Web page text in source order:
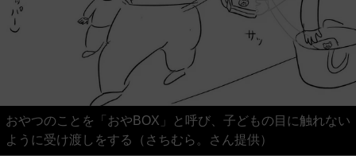
おやつのことを「おやBOX」と呼び、子どもの目に触れない
ように受け渡しをする（さちむら。さん提供）